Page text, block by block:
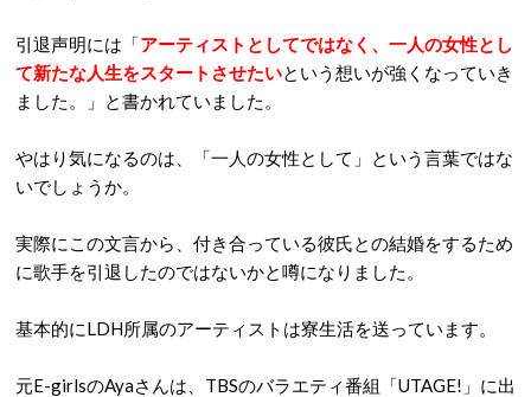
引退声明には「アーティストとしてではなく、一人の女性とし
て新たな人生をスタートさせたいという想いが強くなっていき
ました。」と書かれていました。
やはり気になるのは、「一人の女性として」という言葉ではな
いでしょうか。
実際にこの文言から、付き合っている彼氏との結婚をするため
に歌手を引退したのではないかと噂になりました。
基本的にLDH所属のアーティストは寮生活を送っています。
元E-girlsのAyaさんは、TBSのバラエティ番組「UTAGE!」に出